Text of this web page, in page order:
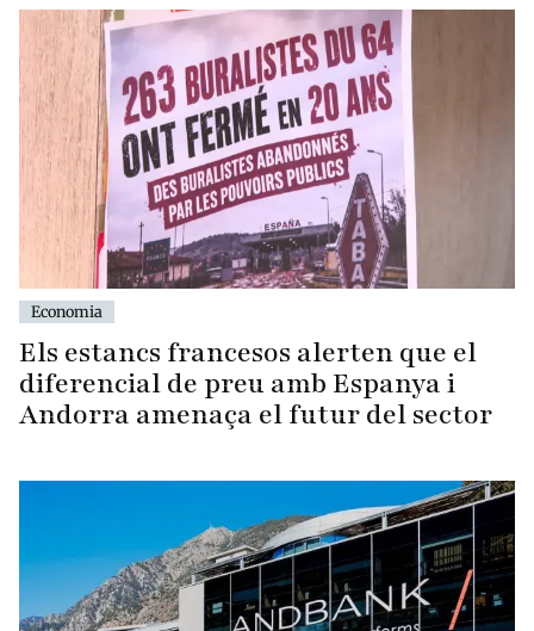
Economia
Els estancs francesos alerten que el
diferencial de preu amb Espanya i
Andorra amenaça el futur del sector